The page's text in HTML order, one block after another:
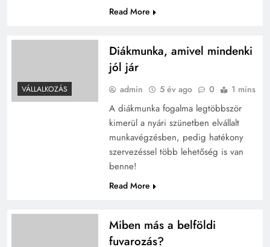
Read More
VÁLLALKOZÁS
Diákmunka, amivel mindenki
jól jár
admin 5 év ago 0 1 mins
A diákmunka fogalma legtöbbször
kimerül a nyári szünetben elvállalt
munkavégzésben, pedig hatékony
szervezéssel több lehetőség is van
benne!
Read More
Miben más a belföldi
fuvarozás?